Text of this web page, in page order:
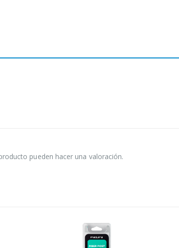
pueden hacer una valoración.